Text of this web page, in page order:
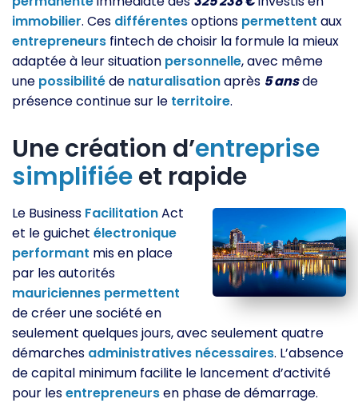
immobilier. Ces différentesoptions permettent aux
entrepreneurs fintech de choisir la formule la mieux
adaptée à leur situation personnelle, avec même
une possibilitéde naturalisationaprès 5 ansde
présence continue sur le territoire.
Une création d’entreprise
simplifiéeet rapide
Le Business FacilitationAct
et le guichet électronique
performant mis en place
par les autorités
mauriciennes permettent
de créer une société en
seulement quelques jours, avec seulement quatre
démarches administratives nécessaires. L’absence
de capital minimum facilite le lancement d’activité
pour lesentrepreneursen phase de démarrage.